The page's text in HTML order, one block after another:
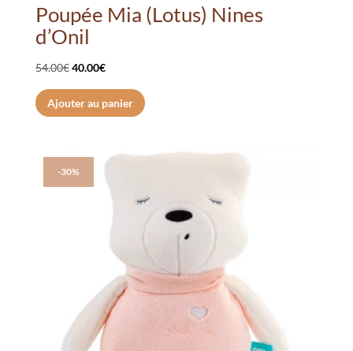
Poupée Mia (Lotus) Nines
d’Onil
54.00€Le
prix
initial
40.00€Le
prix
actuel
Ajouter au panier
-30%